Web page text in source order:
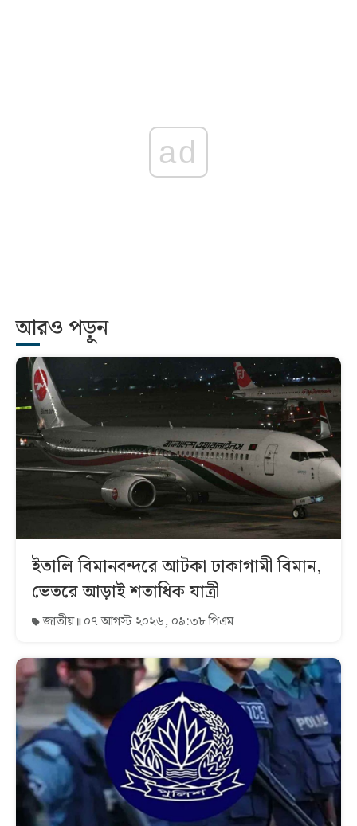
ad
আরও পড়ুন
ইতালি বিমানবন্দরে আটকা ঢাকাগামী বিমান,
ভেতরে আড়াই শতাধিক যাত্রী
জাতীয় ০৭ আগস্ট ২০২৬, ০৯:৩৮ পিএম